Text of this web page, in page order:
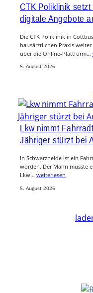
CTK Poliklinik
digitale Angebote
Die CTK Poliklinik in
hausärztlichen Praxis
über die Online-Plattform…
5. August 2026
Lkw nimmt
Jähriger stürzt bei
In Schwarzheide ist ein
worden. Der Mann musste
Lkw… weiterlesen
5. August 2026